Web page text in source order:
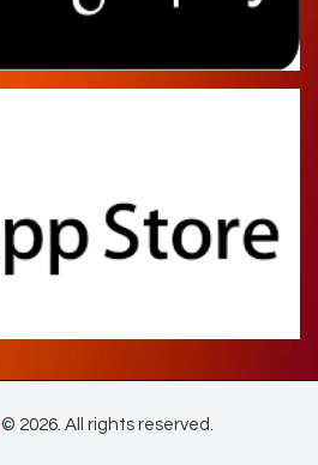
© 2026. All rights reserved.